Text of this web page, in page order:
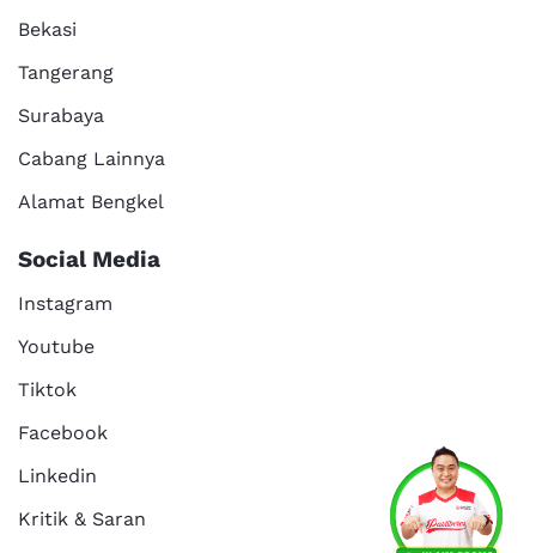
Services About Us
Bekasi
Tangerang
Surabaya
Cabang Lainnya
Alamat Bengkel
Social Media
Instagram
Youtube
Tiktok
Facebook
Linkedin
Kritik & Saran